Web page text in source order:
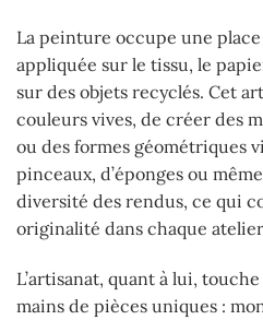
La peinture occupe une
appliquée sur le tissu, le
sur des objets recyclés. Cet
couleurs vives, de créer des
ou des formes géométriques
pinceaux, d’éponges ou
diversité des rendus, ce qui
originalité dans chaque
L’artisanat, quant à lui,
mains de pièces uniques :